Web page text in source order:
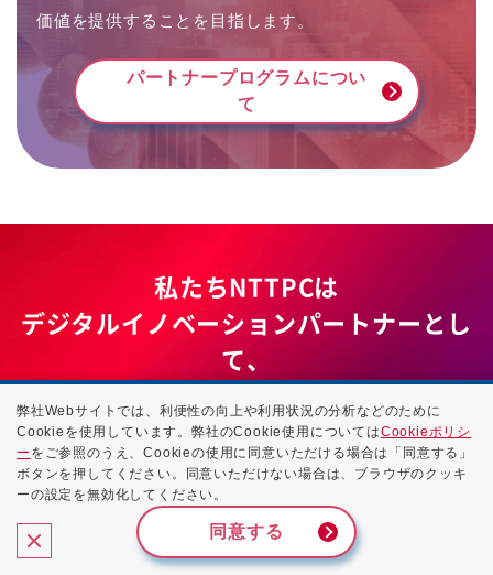
価値を提供することを目指します。
パートナープログラムについ
て
私たちNTTPCは
デジタルイノベーションパートナーとし
て、
お客さまの声にお応えします。
IoTを活用した社員の
更なる職場の環境改善などを
弊社Webサイトでは、利便性の向上や利用状況の分析などのために
Cookieを使用しています。弊社のCookie使用についてはCookieポリシ
ー をご参照のうえ、Cookieの使用に同意いただける場合は「同意する」
ボタンを押してください。同意いただけない場合は、ブラウザのクッキ
ーの設定を無効化してください。
同意する